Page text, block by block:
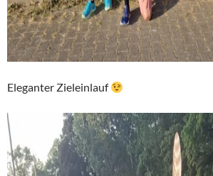
Eleganter Zieleinlauf